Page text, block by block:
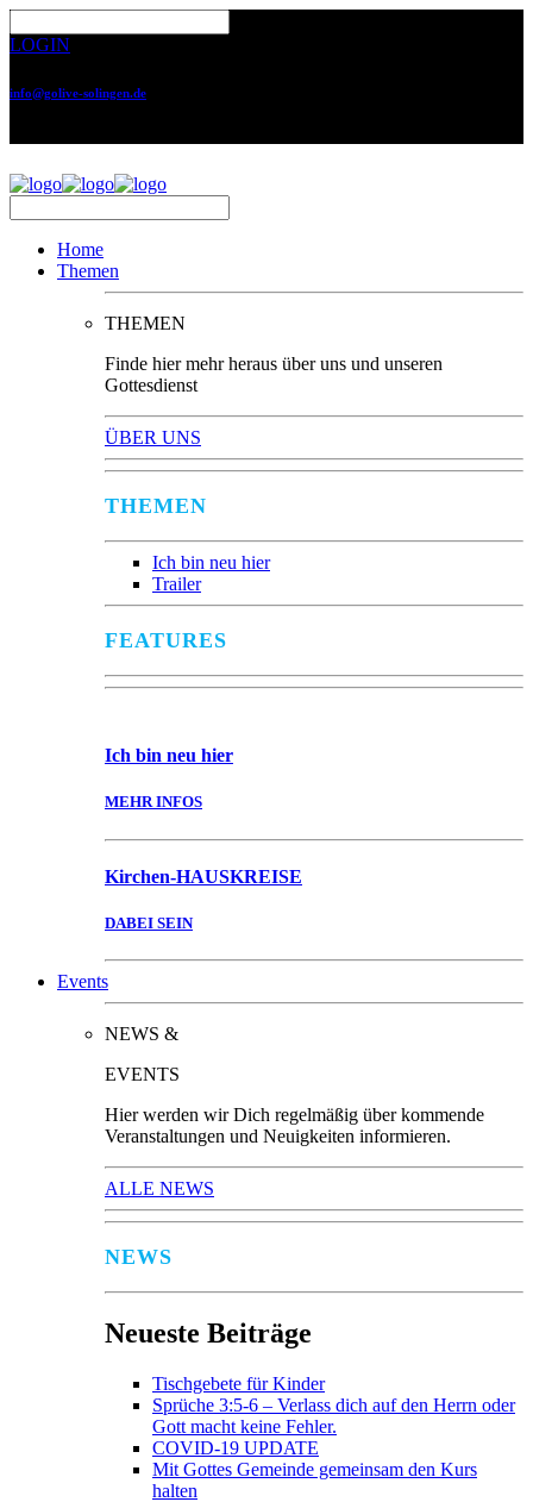
LOGIN
info@golive-solingen.de
Home
Themen
THEMEN
Finde hier mehr heraus über uns und unseren
Gottesdienst
ÜBER UNS
THEMEN
Ich bin neu hier
Trailer
FEATURES
Ich bin neu hier
MEHR INFOS
Kirchen-HAUSKREISE
DABEI SEIN
Events
NEWS &
EVENTS
Hier werden wir Dich regelmäßig über kommende
Veranstaltungen und Neuigkeiten informieren.
ALLE NEWS
NEWS
Neueste Beiträge
Tischgebete für Kinder
Sprüche 3:5-6 – Verlass dich auf den Herrn oder
Gott macht keine Fehler.
COVID-19 UPDATE
Mit Gottes Gemeinde gemeinsam den Kurs
halten